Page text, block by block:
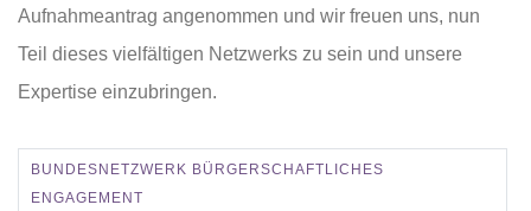
Aufnahmeantrag angenommen und wir freuen uns, nun
Teil dieses vielfältigen Netzwerks zu sein und unsere
Expertise einzubringen.
BUNDESNETZWERK BÜRGERSCHAFTLICHES
ENGAGEMENT